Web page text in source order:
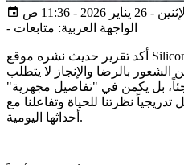
الإثنين - 26 يناير 2026 - 11:36 ص
- الواجهة العربية: متابعات
أكد تقرير حديث نشره موقع Silicon Canals أن الفرق الجوهري بين
الشعور بالرضا والإنجاز لا يتطلب
بل يكمن في "تفاصيل مجهرية"
نظرتنا للحياة وتفاعلنا مع
أحداثها اليومية.